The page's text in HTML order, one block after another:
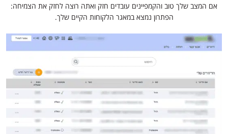
אם המצב שלך טוב והקמפיינים עובדים חזק ואתה רוצה לחזק את הצמיחה:
הפתרון נמצא במאגר הלקוחות הקיים שלך.